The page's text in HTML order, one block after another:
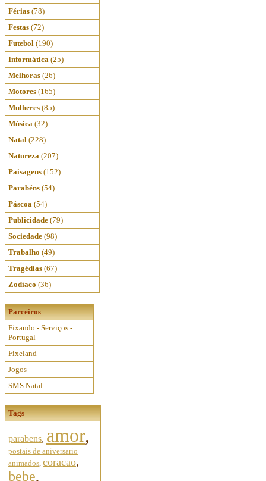
Férias (78)
Festas (72)
Futebol (190)
Informática (25)
Melhoras (26)
Motores (165)
Mulheres (85)
Música (32)
Natal (228)
Natureza (207)
Paisagens (152)
Parabéns (54)
Páscoa (54)
Publicidade (79)
Sociedade (98)
Trabalho (49)
Tragédias (67)
Zodíaco (36)
Parceiros
Fixando - Serviços -
Portugal
Fixeland
Jogos
SMS Natal
Tags
parabens, amor,
postais de aniversario
animados, coracao,
bebe,